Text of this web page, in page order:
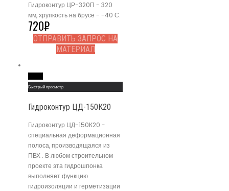
Гидроконтур ЦР-320П - 320
мм, хрупкость на брусе - -40 С.
720₽
ОТПРАВИТЬ ЗАПРОС НА
МАТЕРИАЛ
Быстрый просмотр
Гидроконтур ЦД-150К20
Гидроконтур ЦД-150К20 -
специальная деформационная
полоса, производящаяся из
ПВХ . В любом строительном
проекте эта гидрошпонка
выполняет функцию
гидроизоляции и герметизации